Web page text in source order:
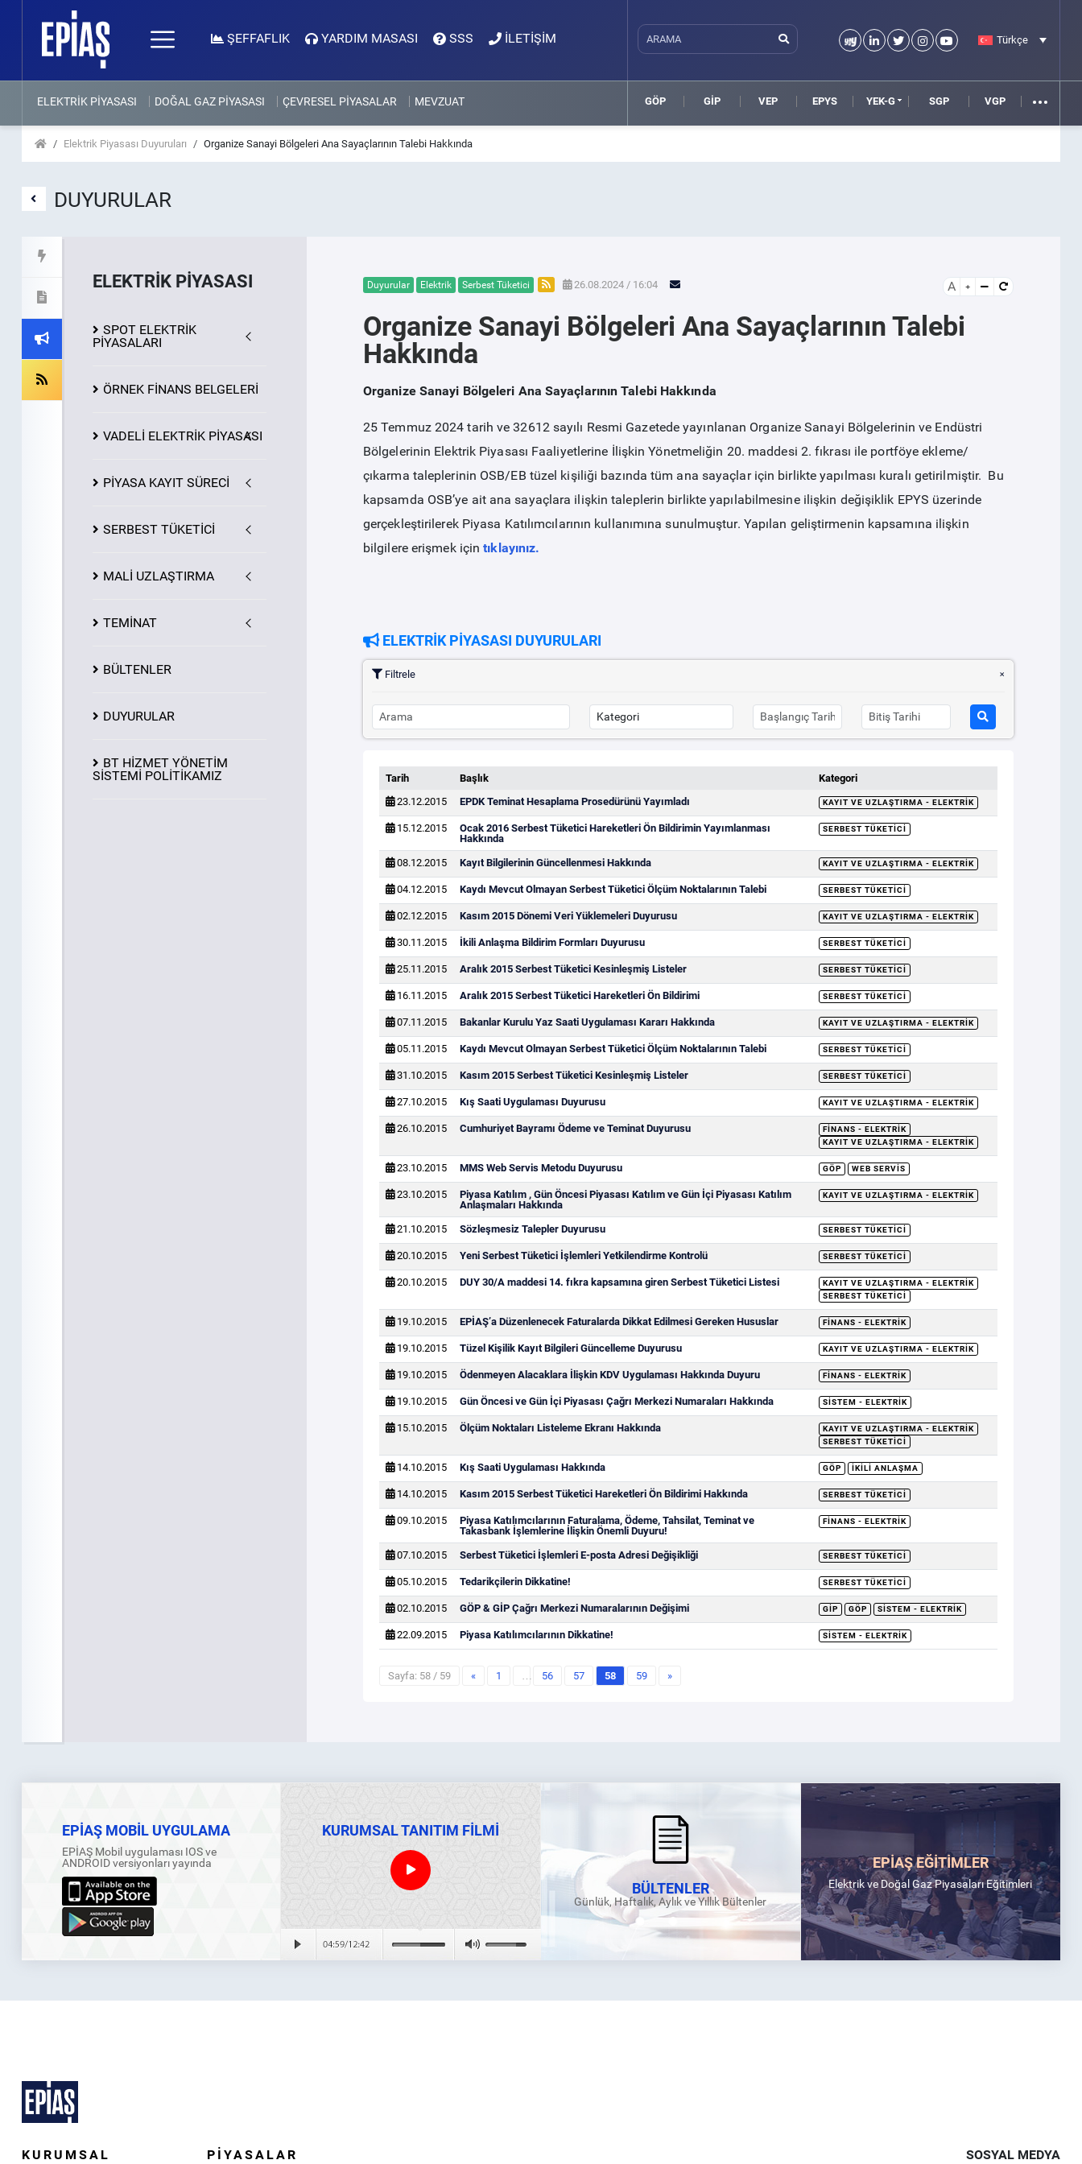
ŞEFFAFLIK YARDIM MASASI SSS İLETİŞİM Türkçe
ELEKTRİK PİYASASI DOĞAL GAZ PİYASASI ÇEVRESEL PİYASALAR MEVZUAT GÖP GİP VEP EPYS YEK-G SGP VGP
Elektrik Piyasası Duyuruları Organize Sanayi Bölgeleri Ana Sayaçlarının Talebi Hakkında
DUYURULAR
ELEKTRİK PİYASASI
SPOT ELEKTRİK
PİYASALARI
ÖRNEK FİNANS BELGELERİ
VADELİ ELEKTRİK PİYASASI
PİYASAKAYIT SÜRECİ
SERBEST TÜKETİCİ
MALİ UZLAŞTIRMA
TEMİNAT
BÜLTENLER
DUYURULAR
BT HİZMET YÖNETİM
SİSTEMİ POLİTİKAMIZ
Duyurular Elektrik Serbest Tüketici 26.08.2024 / 16:04 A
Organize Sanayi Bölgeleri Ana Sayaçlarının Talebi
Hakkında
Organize Sanayi Bölgeleri Ana Sayaçlarının Talebi Hakkında
25 Temmuz 2024 tarih ve 32612 sayılı Resmi Gazetede yayınlanan Organize Sanayi Bölgelerinin ve Endüstri
Bölgelerinin Elektrik Piyasası Faaliyetlerine İlişkin Yönetmeliğin 20. maddesi 2. fıkrası ile portföye ekleme/
çıkarma taleplerinin OSB/EB tüzel kişiliği bazında tüm ana sayaçlar için birlikte yapılması kuralı getirilmiştir. Bu
kapsamda OSB’ye ait ana sayaçlara ilişkin taleplerin birlikte yapılabilmesine ilişkin değişiklik EPYS üzerinde
gerçekleştirilerek Piyasa Katılımcılarının kullanımına sunulmuştur. Yapılan geliştirmenin kapsamına ilişkin
bilgilere erişmek içintıklayınız.
ELEKTRİK PİYASASI DUYURULARI
Filtrele
Tarih Başlık
Kategori
23.12.2015
EPDK Teminat Hesaplama Prosedürünü Yayımladı KAYIT VE UZLAŞTIRMA - ELEKTRIK
15.12.2015
Ocak 2016 Serbest Tüketici Hareketleri Ön Bildirimin Yayımlanması
Hakkında
SERBEST TÜKETICI
08.12.2015 Kayıt Bilgilerinin Güncellenmesi Hakkında KAYIT VE UZLAŞTIRMA - ELEKTRIK
04.12.2015 Kaydı Mevcut Olmayan Serbest Tüketici Ölçüm Noktalarının Talebi SERBEST TÜKETICI
02.12.2015 Kasım 2015 Dönemi Veri Yüklemeleri Duyurusu KAYIT VE UZLAŞTIRMA - ELEKTRIK
30.11.2015 İkili Anlaşma Bildirim Formları Duyurusu SERBEST TÜKETICI
25.11.2015 Aralık 2015 Serbest Tüketici Kesinleşmiş Listeler SERBEST TÜKETICI
16.11.2015 Aralık 2015 Serbest Tüketici Hareketleri Ön Bildirimi SERBEST TÜKETICI
07.11.2015 Bakanlar Kurulu Yaz Saati Uygulaması Kararı Hakkında KAYIT VE UZLAŞTIRMA - ELEKTRIK
05.11.2015 Kaydı Mevcut Olmayan Serbest Tüketici Ölçüm Noktalarının Talebi SERBEST TÜKETICI
31.10.2015 Kasım 2015 Serbest Tüketici Kesinleşmiş Listeler SERBEST TÜKETICI
27.10.2015 Kış Saati Uygulaması Duyurusu KAYIT VE UZLAŞTIRMA - ELEKTRIK
26.10.2015 Cumhuriyet Bayramı Ödeme ve Teminat Duyurusu
FINANS - ELEKTRIK
KAYIT VE UZLAŞTIRMA - ELEKTRIK
23.10.2015 MMS Web Servis Metodu Duyurusu GÖP WEB SERVIS
23.10.2015
Piyasa Katılım , Gün Öncesi Piyasası Katılım ve Gün İçi Piyasası Katılım
Anlaşmaları Hakkında
KAYIT VE UZLAŞTIRMA - ELEKTRIK
21.10.2015 Sözleşmesiz Talepler Duyurusu SERBEST TÜKETICI
20.10.2015 Yeni Serbest Tüketici İşlemleri Yetkilendirme Kontrolü SERBEST TÜKETICI
20.10.2015 DUY 30/A maddesi 14. fıkra kapsamına giren Serbest Tüketici Listesi
KAYIT VE UZLAŞTIRMA - ELEKTRIK
SERBEST TÜKETICI
19.10.2015 EPİAŞ’a Düzenlenecek Faturalarda Dikkat Edilmesi Gereken Hususlar FINANS - ELEKTRIK
19.10.2015 Tüzel Kişilik Kayıt Bilgileri Güncelleme Duyurusu KAYIT VE UZLAŞTIRMA - ELEKTRIK
19.10.2015 Ödenmeyen Alacaklara İlişkin KDV Uygulaması Hakkında Duyuru FINANS - ELEKTRIK
19.10.2015 Gün Öncesi ve Gün İçi Piyasası Çağrı Merkezi Numaraları Hakkında SISTEM - ELEKTRIK
15.10.2015 Ölçüm Noktaları Listeleme Ekranı Hakkında
KAYIT VE UZLAŞTIRMA - ELEKTRIK
SERBEST TÜKETICI
14.10.2015 Kış Saati Uygulaması Hakkında GÖP İKILI ANLAŞMA
14.10.2015 Kasım 2015 Serbest Tüketici Hareketleri Ön Bildirimi Hakkında SERBEST TÜKETICI
09.10.2015
Piyasa Katılımcılarının Faturalama, Ödeme, Tahsilat, Teminat ve
Takasbank İşlemlerine İlişkin Önemli Duyuru!
FINANS - ELEKTRIK
07.10.2015 Serbest Tüketici İşlemleri E-posta Adresi Değişikliği SERBEST TÜKETICI
05.10.2015 Tedarikçilerin Dikkatine! SERBEST TÜKETICI
02.10.2015 GÖP & GİP Çağrı Merkezi Numaralarının Değişimi GİP GÖP SISTEM - ELEKTRIK
22.09.2015 Piyasa Katılımcılarının Dikkatine! SISTEM - ELEKTRIK
Sayfa: 58 / 59 « 1 … 56 57 58 59 »
EPİAŞ MOBİL UYGULAMA
EPİAŞ Mobil uygulaması IOS ve
ANDROID versiyonları yayında
KURUMSAL TANITIM FİLMİ
BÜLTENLER
Günlük, Haftalık, Aylık ve Yıllık Bültenler
EPİAŞ EĞİTİMLER
Elektrik ve Doğal Gaz Piyasaları Eğitimleri
KURUMSAL PİYASALAR SOSYAL MEDYA